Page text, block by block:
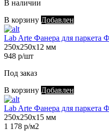
В наличии
В корзину Добавлен
Lab Arte Фанера для
250х250х12 мм
948 р/шт
Под заказ
В корзину Добавлен
Lab Arte Фанера для
250х250х15 мм
1 178 р/м2